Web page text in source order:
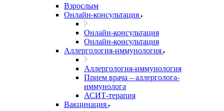
Взрослым
Онлайн-консультация
Онлайн-консультация
Онлайн-консультация
Аллергология-иммунология
Аллергология-иммунология
Прием врача – аллерголога-
иммунолога
АСИТ-терапия
Вакцинация